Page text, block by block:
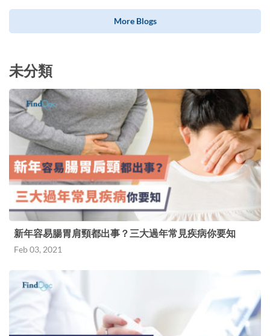
More Blogs
未分類
新年容易腸胃肩頸都出事？三大過年常見疾病你要知
Feb 03, 2021